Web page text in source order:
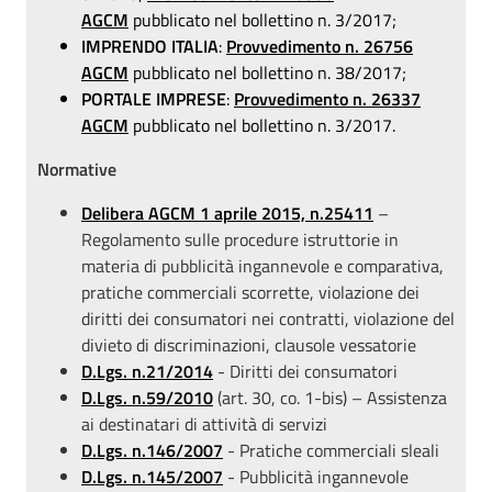
AGCM pubblicato nel bollettino n. 3/2017;
IMPRENDO ITALIA: Provvedimento n. 26756
AGCM pubblicato nel bollettino n. 38/2017;
PORTALE IMPRESE: Provvedimento n. 26337
AGCM pubblicato nel bollettino n. 3/2017.
Normative
Delibera AGCM 1 aprile 2015, n.25411 –
Regolamento sulle procedure istruttorie in
materia di pubblicità ingannevole e comparativa,
pratiche commerciali scorrette, violazione dei
diritti dei consumatori nei contratti, violazione del
divieto di discriminazioni, clausole vessatorie
D.Lgs. n.21/2014 - Diritti dei consumatori
D.Lgs. n.59/2010(art. 30, co. 1-bis) – Assistenza
ai destinatari di attività di servizi
D.Lgs. n.146/2007 - Pratiche commerciali sleali
D.Lgs. n.145/2007 - Pubblicità ingannevole